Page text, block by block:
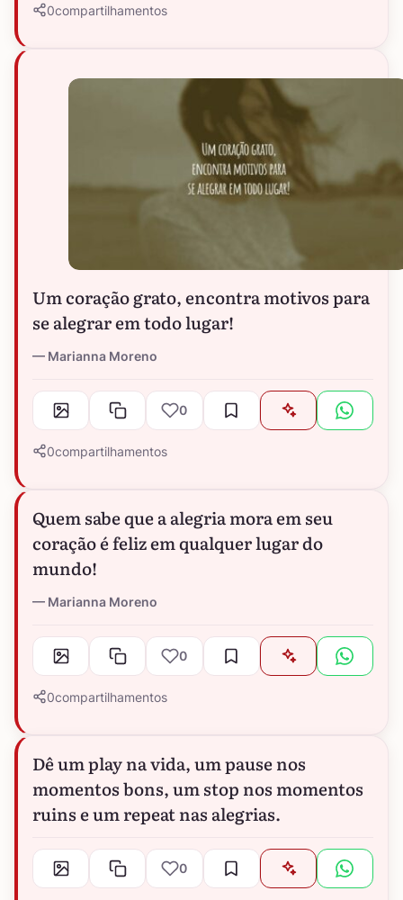
0compartilhamentos
Um coração grato, encontra motivos para
se alegrar em todo lugar!
Marianna Moreno
0
0compartilhamentos
Quem sabe que a alegria mora em seu
coração é feliz em qualquer lugar do
mundo!
Marianna Moreno
0
0compartilhamentos
Dê um play na vida, um pause nos
momentos bons, um stop nos momentos
ruins e um repeat nas alegrias.
0